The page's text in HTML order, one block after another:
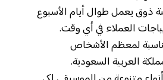
يعمل طوال أيام الأسبوع
العملاء في أي وقت.
لمعظم الأشخاص
العربية السعودية.